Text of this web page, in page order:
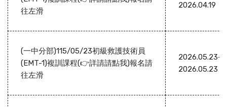
往左滑
2026.04.19
(一中分部)115/05/23初級救護技術員
(EMT-1)複訓課程(👉詳請請點我)報名請
往左滑
2026.05.23-
2026.05.23